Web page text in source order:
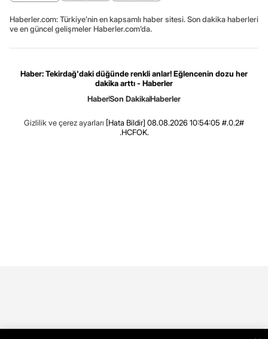
Haberler.com: Türkiye’nin en kapsamlı haber sitesi. Son dakika haberleri
ve en güncel gelişmeler Haberler.com’da.
Haber: Tekirdağ'daki düğünde renkli anlar! Eğlencenin dozu her
dakika arttı - Haberler
HaberSon DakikaHaberler
Gizlilik ve çerez ayarları [Hata Bildir] 08.08.2026 10:54:05 #.0.2#
.HCFOK.